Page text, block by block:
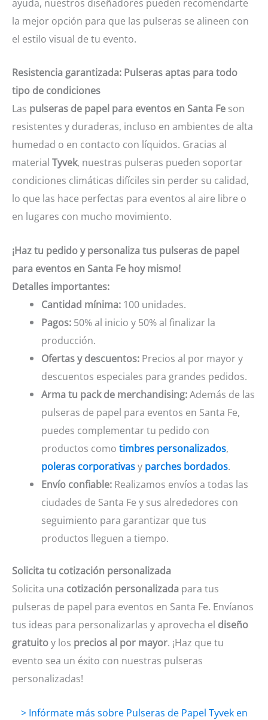
ayuda, nuestros diseñadores pueden recomendarte
la mejor opción para que las pulseras se alineen con
el estilo visual de tu evento.
Resistencia garantizada: Pulseras aptas para todo
tipo de condiciones
Las pulseras de papel para eventos en Santa Fe son
resistentes y duraderas, incluso en ambientes de alta
humedad o en contacto con líquidos. Gracias al
material Tyvek, nuestras pulseras pueden soportar
condiciones climáticas difíciles sin perder su calidad,
lo que las hace perfectas para eventos al aire libre o
en lugares con mucho movimiento.
¡Haz tu pedido y personaliza tus pulseras de papel
para eventos en Santa Fe hoy mismo!
Detalles importantes:
Cantidad mínima: 100 unidades.
Pagos: 50% al inicio y 50% al finalizar la
producción.
Ofertas y descuentos: Precios al por mayor y
descuentos especiales para grandes pedidos.
Arma tu pack de merchandising:Además de las
pulseras de papel para eventos en Santa Fe,
puedes complementar tu pedido con
productos comotimbres personalizados,
poleras corporativasy parches bordados.
Envío confiable: Realizamos envíos a todas las
ciudades de Santa Fe y sus alrededores con
seguimiento para garantizar que tus
productos lleguen a tiempo.
Solicita tu cotización personalizada
Solicita una cotización personalizada para tus
pulseras de papel para eventos en Santa Fe. Envíanos
tus ideas para personalizarlas y aprovecha el diseño
gratuitoy los precios al por mayor. ¡Haz que tu
evento sea un éxito con nuestras pulseras
personalizadas!
> Infórmate más sobre Pulseras de Papel Tyvek en